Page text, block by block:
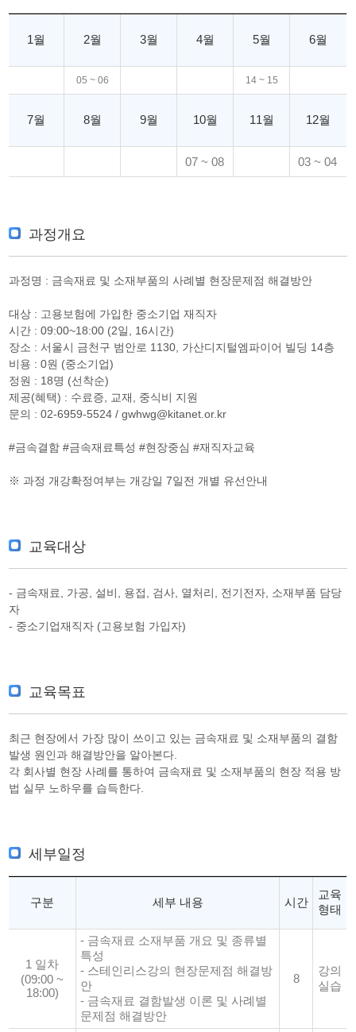
1월 2월 3월 4월 5월 6월
05 ~ 06 14 ~ 15
7월 8월 9월 10월 11월 12월
07 ~ 08 03 ~ 04
과정개요
과정명 : 금속재료 및 소재부품의 사례별 현장문제점 해결방안
대상 : 고용보험에 가입한 중소기업 재직자
시간 : 09:00~18:00 (2일, 16시간)
장소 : 서울시 금천구 범안로 1130, 가산디지털엠파이어 빌딩 14층
비용 : 0원 (중소기업)
정원 : 18명 (선착순)
제공(혜택) : 수료증, 교재, 중식비 지원
문의 : 02-6959-5524 / gwhwg@kitanet.or.kr
#금속결함 #금속재료특성 #현장중심 #재직자교육
※ 과정 개강확정여부는 개강일 7일전 개별 유선안내
교육대상
- 금속재료, 가공, 설비, 용접, 검사, 열처리, 전기전자, 소재부품 담당
자
- 중소기업재직자 (고용보험 가입자)
교육목표
최근 현장에서 가장 많이 쓰이고 있는 금속재료 및 소재부품의 결함
발생 원인과 해결방안을 알아본다.
각 회사별 현장 사례를 통하여 금속재료 및 소재부품의 현장 적용 방
법 실무 노하우를 습득한다.
세부일정
구분 세부 내용 시간
교육
형태
1 일차
(09:00 ~
18:00)
- 금속재료 소재부품 개요 및 종류별
특성
- 스테인리스강의 현장문제점 해결방
안
- 금속재료 결함발생 이론 및 사례별
문제점 해결방안
8
강의
실습